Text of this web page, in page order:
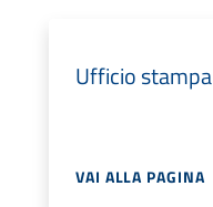
Ufficio stampa
VAI ALLA PAGINA